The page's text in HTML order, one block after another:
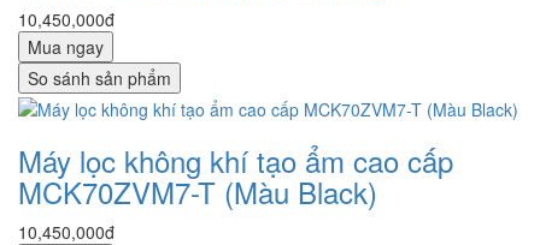
10,450,000đ
Mua ngay
So sánh sản phẩm
Máy lọc không khí tạo ẩm cao cấp
MCK70ZVM7-T (Màu Black)
10,450,000đ